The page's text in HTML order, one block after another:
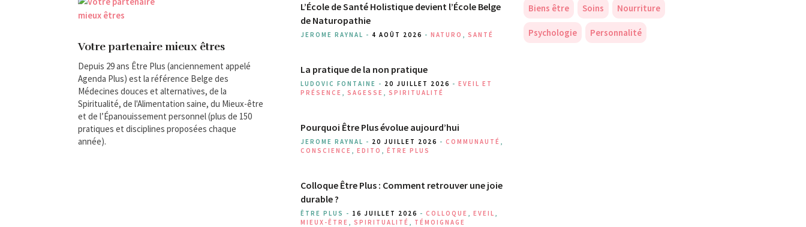
Votre partenaire mieux êtres
Depuis 29 ans Être Plus (anciennement appelé
Agenda Plus) est la référence Belge des
Médecines douces et alternatives, de la
Spiritualité, de l'Alimentation saine, du Mieux-être
et de l’Épanouissement personnel (plus de 150
pratiques et disciplines proposées chaque
année).
L’École de Santé Holistique devient l’École Belge
de Naturopathie
JEROME RAYNAL - 4 AOÛT 2026 -NATURO ,SANTÉ
La pratique de la non pratique
LUDOVIC FONTAINE - 20 JUILLET 2026 -EVEIL ET
PRÉSENCE ,SAGESSE ,SPIRITUALITÉ
Pourquoi Être Plus évolue aujourd’hui
JEROME RAYNAL - 20 JUILLET 2026 -COMMUNAUTÉ ,
CONSCIENCE ,EDITO ,ÊTRE PLUS
Colloque Être Plus : Comment retrouver une joie
durable ?
ÊTRE PLUS - 16 JUILLET 2026 -COLLOQUE ,EVEIL ,
MIEUX-ÊTRE ,SPIRITUALITÉ , TÉMOIGNAGE
Biens être Soins Nourriture
Psychologie Personnalité